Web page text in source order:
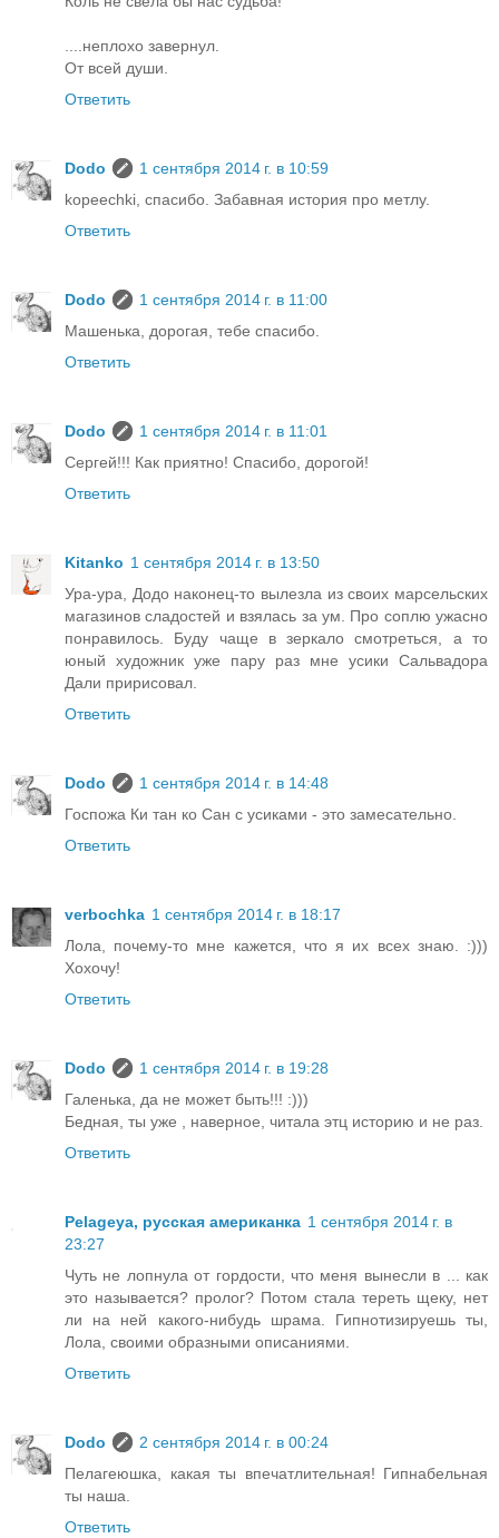
....неплохо завернул.
От всей души.
Ответить
Dodo
1 сентября 2014 г. в 10:59
kopeechki, спасибо. Забавная история про метлу.
Ответить
Dodo
1 сентября 2014 г. в 11:00
Машенька, дорогая, тебе спасибо.
Ответить
Dodo
1 сентября 2014 г. в 11:01
Сергей!!! Как приятно! Спасибо, дорогой!
Ответить
Kitanko 1 сентября 2014 г. в 13:50
Ура-ура, Додо наконец-то вылезла из своих марсельских
магазинов сладостей и взялась за ум. Про соплю ужасно
понравилось. Буду чаще в зеркало смотреться, а то
юный художник уже пару раз мне усики Сальвадора
Дали пририсовал.
Ответить
Dodo
1 сентября 2014 г. в 14:48
Госпожа Ки тан ко Сан с усиками - это замесательно.
Ответить
verbochka 1 сентября 2014 г. в 18:17
Лола, почему-то мне кажется, что я их всех знаю. :)))
Хохочу!
Ответить
Dodo
1 сентября 2014 г. в 19:28
Галенька, да не может быть!!! :)))
Бедная, ты уже , наверное, читала этц историю и не раз.
Ответить
Pelageya, русская американка 1 сентября 2014 г. в
23:27
Чуть не лопнула от гордости, что меня вынесли в ... как
это называется? пролог? Потом стала тереть щеку, нет
ли на ней какого-нибудь шрама. Гипнотизируешь ты,
Лола, своими образными описаниями.
Ответить
Dodo
2 сентября 2014 г. в 00:24
Пелагеюшка, какая ты впечатлительная! Гипнабельная
ты наша.
Ответить